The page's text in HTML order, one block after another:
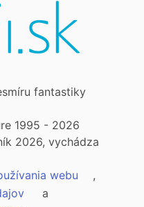
fantastiky
1995 - 2026
2026, vychádza
webu
,
a